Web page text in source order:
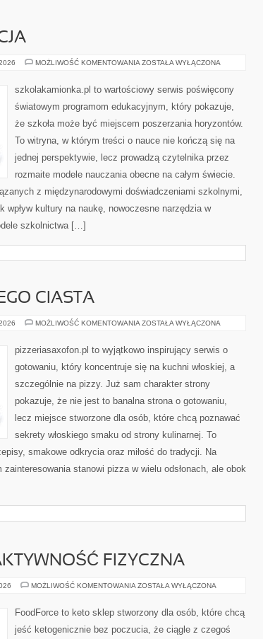
MOŻLIWOŚĆ KOMENTOWANIA SZKOŁA
ZOSTAŁA WYŁĄCZONA
szkolakamionka.pl to wartościowy serwis poświęcony
światowym programom edukacyjnym, który pokazuje,
że szkoła może być miejscem poszerzania horyzontów.
To witryna, w którym treści o nauce nie kończą się na
jednej perspektywie, lecz prowadzą czytelnika przez
rozmaite modele nauczania obecne na całym świecie.
z międzynarodowymi doświadczeniami szkolnymi,
wpływ kultury na naukę, nowoczesne narzędzia w
szkolnictwa […]
CIASTA
MOŻLIWOŚĆ KOMENTOWANIA SEKRETY
ZOSTAŁA WYŁĄCZONA
pizzeriasaxofon.pl to wyjątkowo inspirujący serwis o
gotowaniu, który koncentruje się na kuchni włoskiej, a
szczególnie na pizzy. Już sam charakter strony
pokazuje, że nie jest to banalna strona o gotowaniu,
lecz miejsce stworzone dla osób, które chcą poznawać
sekrety włoskiego smaku od strony kulinarnej. To
smakowe odkrycia oraz miłość do tradycji. Na
stanowi pizza w wielu odsłonach, ale obok
FIZYCZNA
MOŻLIWOŚĆ KOMENTOWANIA KETO
AKTYWNOŚĆ
ZOSTAŁA WYŁĄCZONA
FoodForce to keto sklep stworzony dla osób, które chcą
jeść ketogenicznie bez poczucia, że ciągle z czegoś